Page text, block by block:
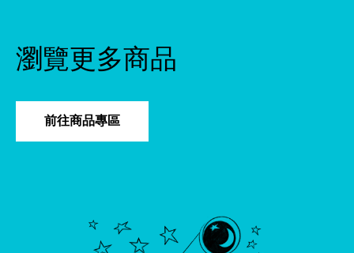
瀏覽更多商品
前往商品專區